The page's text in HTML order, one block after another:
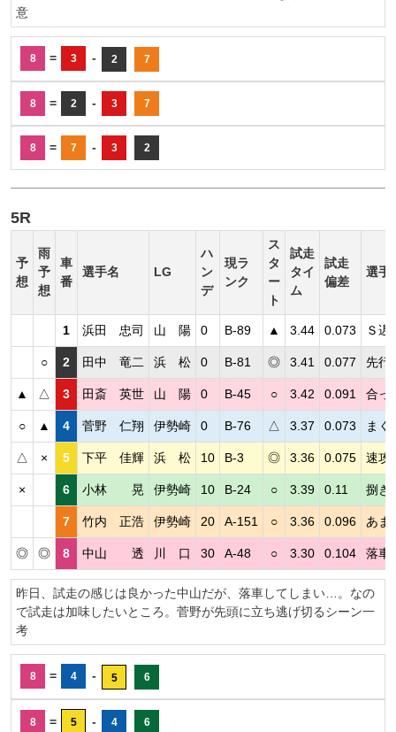
意
8 = 3 - 2 7
8 = 2 - 3 7
8 = 7 - 3 2
5R
予
想
雨
予
想
車
番
選手名 LG
ハ
ン
デ
現ラ
ンク
ス
タ
ー
ト
試走
タイ
ム
試走
偏差
選手
1 浜田 忠司 山 陽 0 B-89 ▲ 3.44 0.073 Ｓ遅
○ 2 田中 竜二 浜 松 0 B-81 ◎ 3.41 0.077 先行
▲ △ 3 田斎 英世 山 陽 0 B-45 ○ 3.42 0.091 合っ
○ ▲ 4 菅野 仁翔 伊勢崎 0 B-76 △ 3.37 0.073 まく
△ × 5 下平 佳輝 浜 松 10 B-3 ◎ 3.36 0.075 速攻
× 6 小林 晃 伊勢崎 10 B-24 ○ 3.39 0.11 捌き
7 竹内 正浩 伊勢崎 20 A-151 ○ 3.36 0.096 あま
◎ ◎ 8 中山 透 川 口 30 A-48 ○ 3.30 0.104 落車
昨日、試走の感じは良かった中山だが、落車してしまい…。なの
で試走は加味したいところ。菅野が先頭に立ち逃げ切るシーン一
考
8 = 4 - 5 6
8 = 5 - 4 6